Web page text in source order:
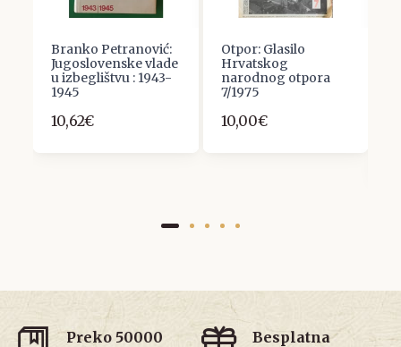
Branko Petranović:
Jugoslovenske vlade
u izbeglištvu : 1943-
1945
10,62€
Otpor: Glasilo
Hrvatskog
narodnog otpora
7/1975
10,00€
Preko 50000
Besplatna